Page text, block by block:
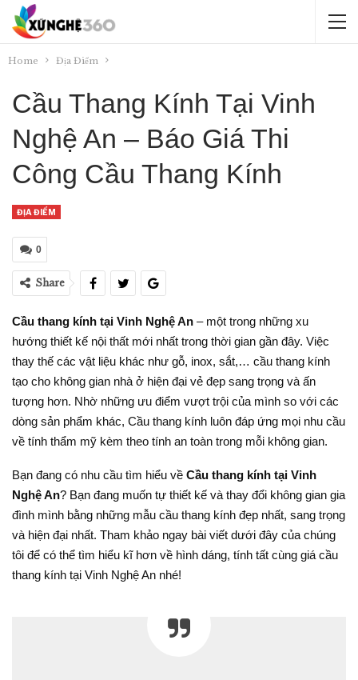
Home Địa Điểm
Cầu Thang Kính Tại Vinh
Nghệ An – Báo Giá Thi
Công Cầu Thang Kính
ĐỊA ĐIỂM
0
Share
Cầu thang kính tại Vinh Nghệ An – một trong những xu
hướng thiết kế nội thất mới nhất trong thời gian gần đây. Việc
thay thế các vật liệu khác như gỗ, inox, sắt,… cầu thang kính
tạo cho không gian nhà ở hiện đại vẻ đẹp sang trọng và ấn
tượng hơn. Nhờ những ưu điểm vượt trội của mình so với các
dòng sản phẩm khác, Cầu thang kính luôn đáp ứng mọi nhu cầu
về tính thẩm mỹ kèm theo tính an toàn trong mỗi không gian.
Bạn đang có nhu cầu tìm hiểu về Cầu thang kính tại Vinh
Nghệ An? Bạn đang muốn tự thiết kế và thay đổi không gian gia
đình mình bằng những mẫu cầu thang kính đẹp nhất, sang trọng
và hiện đại nhất. Tham khảo ngay bài viết dưới đây của chúng
tôi để có thể tìm hiểu kĩ hơn về hình dáng, tính tất cùng giá cầu
thang kính tại Vinh Nghệ An nhé!